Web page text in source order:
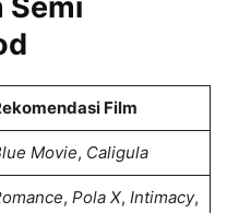
Film
Movie, Caligula
, Pola X, Intimacy,